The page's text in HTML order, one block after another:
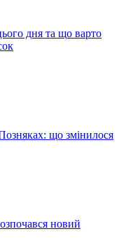
дня та що варто
що змінилося
новий